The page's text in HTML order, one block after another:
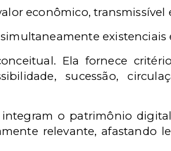
econômico,
existenciais
Ela fornece
sucessão,
o patrimônio
relevante, afastando